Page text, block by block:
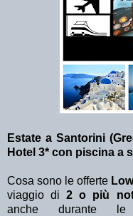
Estate a Santorini
Hotel 3* con piscina a
Cosa sono le offerte
viaggio di2 o più
anche durante